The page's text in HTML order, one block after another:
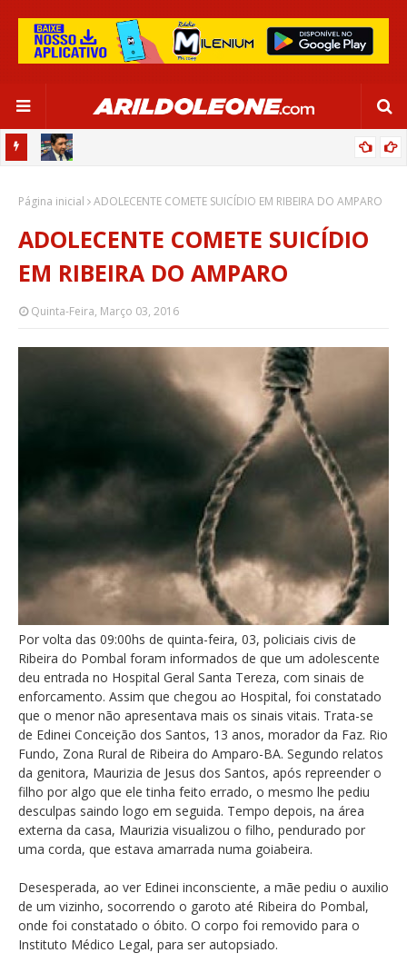
“SATISFAÇÃO MUITO GRANDE”
Página inicial ADOLECENTE COMETE SUICÍDIO EM RIBEIRA DO AMPARO
ADOLECENTE COMETE SUICÍDIO
EM RIBEIRA DO AMPARO
Quinta-Feira, Março 03, 2016
Por volta das 09:00hs de quinta-feira, 03, policiais civis de
Ribeira do Pombal foram informados de que um adolescente
deu entrada no Hospital Geral Santa Tereza, com sinais de
enforcamento. Assim que chegou ao Hospital, foi constatado
que o menor não apresentava mais os sinais vitais. Trata-se
de Edinei Conceição dos Santos, 13 anos, morador da Faz. Rio
Fundo, Zona Rural de Ribeira do Amparo-BA. Segundo relatos
da genitora, Maurizia de Jesus dos Santos, após repreender o
filho por algo que ele tinha feito errado, o mesmo lhe pediu
desculpas saindo logo em seguida. Tempo depois, na área
externa da casa, Maurizia visualizou o filho, pendurado por
uma corda, que estava amarrada numa goiabeira.
Desesperada, ao ver Edinei inconsciente, a mãe pediu o auxilio
de um vizinho, socorrendo o garoto até Ribeira do Pombal,
onde foi constatado o óbito. O corpo foi removido para o
Instituto Médico Legal, para ser autopsiado.